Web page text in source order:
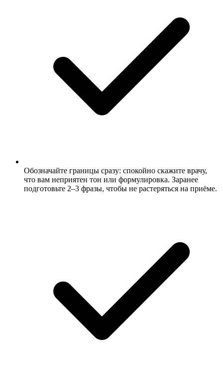
Обозначайте границы сразу: спокойно скажите врачу,
что вам неприятен тон или формулировка. Заранее
подготовьте 2–3 фразы, чтобы не растеряться на приёме.